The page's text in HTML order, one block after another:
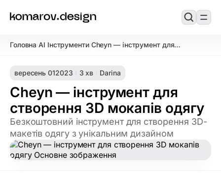
Головна/AI Інструменти/Cheyn — інструмент для
вересень 012023 3 хв Darina
Cheyn — інструмент для
створення 3D мокапів одягу
Безкоштовний інструмент для створення 3D-
макетів одягу з унікальним дизайном